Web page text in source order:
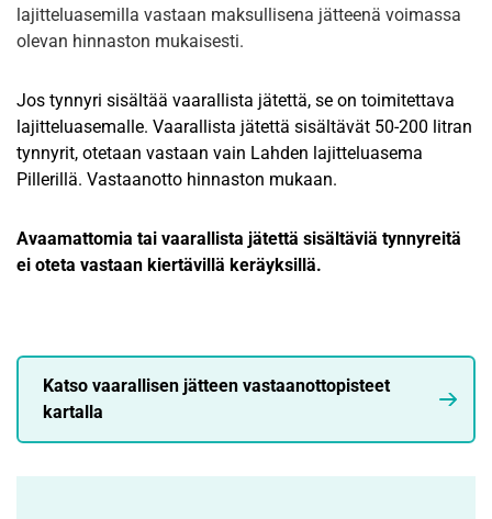
lajitteluasemilla vastaan maksullisena jätteenä voimassa
olevan hinnaston mukaisesti.
Jos tynnyri sisältää vaarallista jätettä, se on toimitettava
lajitteluasemalle. Vaarallista jätettä sisältävät 50-200 litran
tynnyrit, otetaan vastaan vain Lahden lajitteluasema
Pillerillä. Vastaanotto hinnaston mukaan.
Avaamattomia tai vaarallista jätettä sisältäviä tynnyreitä
ei oteta vastaan kiertävillä keräyksillä.
Katso vaarallisen jätteen vastaanottopisteet
kartalla